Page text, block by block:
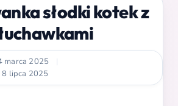
słodki kotek z
marca 2025
|
lipca 2025